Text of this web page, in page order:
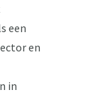
een
en
in